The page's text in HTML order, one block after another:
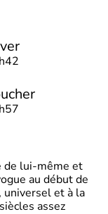
de lui-même et
au début de
universel et à la
assez